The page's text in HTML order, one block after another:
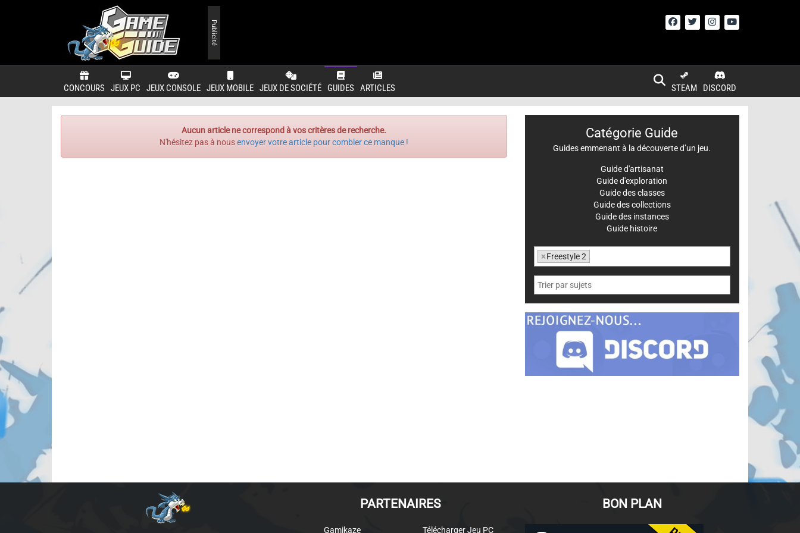
CONCOURS JEUX PC JEUX CONSOLE JEUX MOBILE JEUX DE SOCIÉTÉ GUIDES ARTICLES DISCORD
STEAM
Publicité
Aucun article ne correspond à vos critères de recherche.
N'hésitez pas à nousenvoyer votre article pour combler ce manque !
Catégorie Guide
Guides emmenant à la découverte d’un jeu.
Guide d'artisanat
Guide d'exploration
Guide des classes
Guide des collections
Guide des instances
Guide histoire
×Freestyle 2
PARTENAIRES
Gamikaze Télécharger Jeu PC
BON PLAN